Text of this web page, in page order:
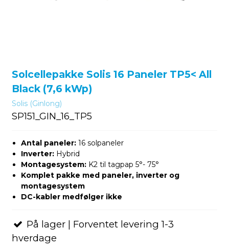
Solcellepakke Solis 16 Paneler TP5< All
Black (7,6 kWp)
Solis (Ginlong)
SP151_GIN_16_TP5
Antal paneler:16 solpaneler
Inverter:Hybrid
Montagesystem:K2 til tagpap 5°- 75°
Komplet pakke med paneler, inverter og
montagesystem
DC-kabler medfølger ikke
På lager | Forventet levering 1-3
hverdage